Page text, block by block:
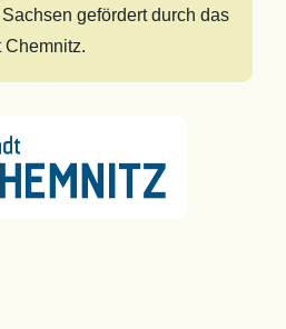
gefördert durch das
Chemnitz.